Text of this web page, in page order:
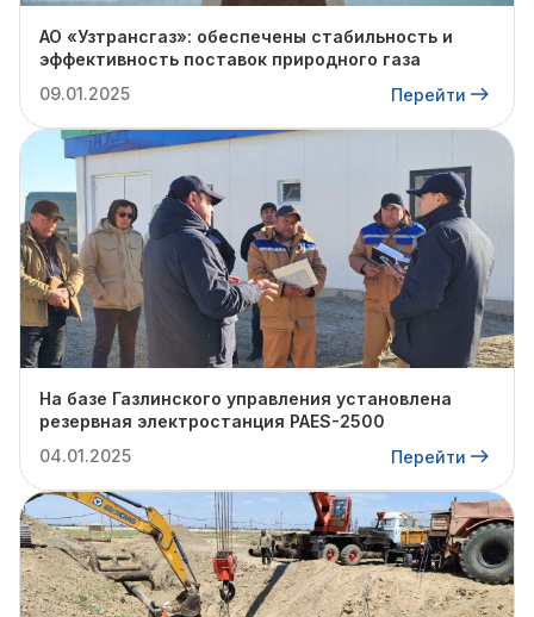
АО «Узтрансгаз»: обеспечены стабильность и
эффективность поставок природного газа
09.01.2025
Перейти
На базе Газлинского управления установлена
резервная электростанция PAES-2500
04.01.2025
Перейти